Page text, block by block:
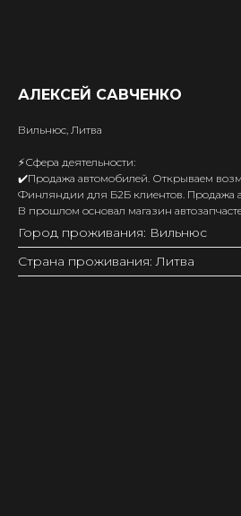
АЛЕКСЕЙ САВЧЕНКО
Вильнюс, Литва
⚡️Сфера деятельности:
✔️Продажа автомобилей. Открываем
Финляндии для Б2Б клиентов. Продажа
В прошлом основал магазин
Город проживания: Вильнюс
Страна проживания: Литва